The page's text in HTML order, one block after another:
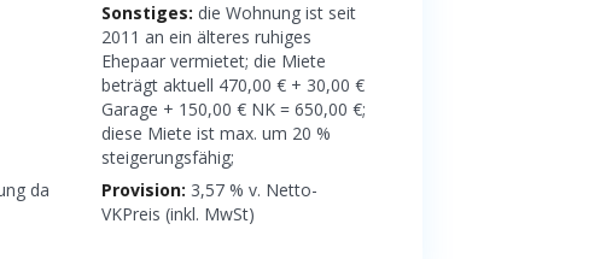
Sonstiges: die Wohnung ist seit
2011 an ein älteres ruhiges
Ehepaar vermietet; die Miete
beträgt aktuell 470,00 € + 30,00 €
Garage + 150,00 € NK = 650,00 €;
diese Miete ist max. um 20 %
steigerungsfähig;
da
Provision: 3,57 % v. Netto-
VKPreis (inkl. MwSt)